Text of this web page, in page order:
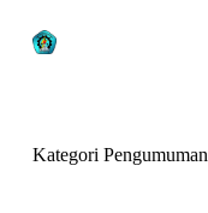
k
Kategori Pengumuman